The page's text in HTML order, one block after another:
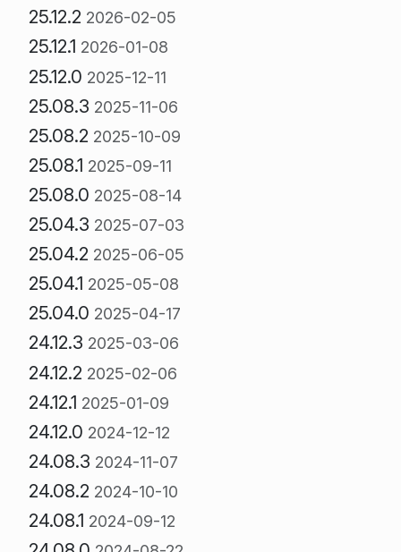
25.12.2 2026-02-05
25.12.1 2026-01-08
25.12.0 2025-12-11
25.08.3 2025-11-06
25.08.2 2025-10-09
25.08.1 2025-09-11
25.08.0 2025-08-14
25.04.3 2025-07-03
25.04.2 2025-06-05
25.04.1 2025-05-08
25.04.0 2025-04-17
24.12.3 2025-03-06
24.12.2 2025-02-06
24.12.1 2025-01-09
24.12.0 2024-12-12
24.08.3 2024-11-07
24.08.2 2024-10-10
24.08.1 2024-09-12